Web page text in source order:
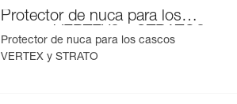
Protector de nuca para los
cascos VERTEX
y STRATO
Protector de nuca para los cascos
VERTEX y STRATO